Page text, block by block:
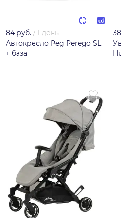
84 руб. / 1 день
Автокресло Peg Perego SL
+ база